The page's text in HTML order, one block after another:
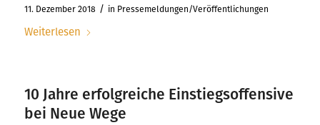
11. Dezember 2018 / in Pressemeldungen/Veröffentlichungen
Weiterlesen
10 Jahre erfolgreiche Einstiegsoffensive
bei Neue Wege